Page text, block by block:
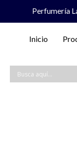
Perfumería
Inicio